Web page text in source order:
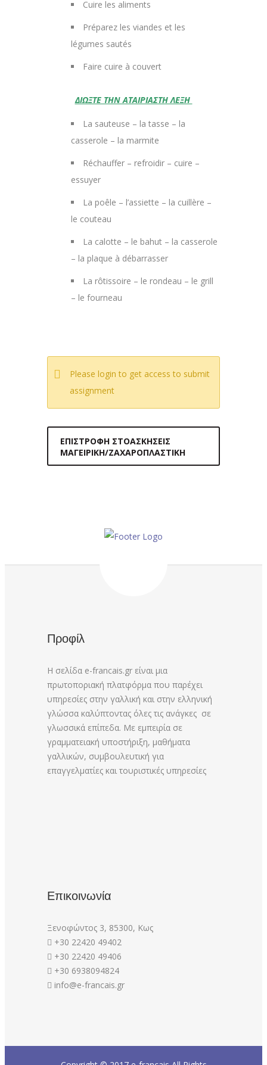
Cuire les aliments
Préparez les viandes et les
légumes sautés
Faire cuire à couvert
ΔΙΩΞΤΕ ΤΗΝ ΑΤΑΙΡΙΑΣΤΗ ΛΕΞΗ
La sauteuse – la tasse – la
casserole – la marmite
Réchauffer – refroidir – cuire –
essuyer
La poêle – l’assiette – la cuillère –
le couteau
La calotte – le bahut – la casserole
– la plaque à débarrasser
La rôtissoire – le rondeau – le grill
– le fourneau
Please login to get access to submit
assignment
ΕΠΙΣΤΡΟΦΉ ΣΤΟΑΣΚΉΣΕΙΣ
ΜΑΓΕΙΡΙΚΉ/ΖΑΧΑΡΟΠΛΑΣΤΙΚΉ
Προφίλ
Η σελίδα e-francais.gr είναι μια
πρωτοποριακή πλατφόρμα που παρέχει
υπηρεσίες στην γαλλική και στην ελληνική
γλώσσα καλύπτοντας όλες τις ανάγκες σε
γλωσσικά επίπεδα. Με εμπειρία σε
γραμματειακή υποστήριξη, μαθήματα
γαλλικών, συμβουλευτική για
επαγγελματίες και τουριστικές υπηρεσίες
Επικοινωνία
Ξενοφώντος 3, 85300, Κως
+30 22420 49402
+30 22420 49406
+30 6938094824
info@e-francais.gr